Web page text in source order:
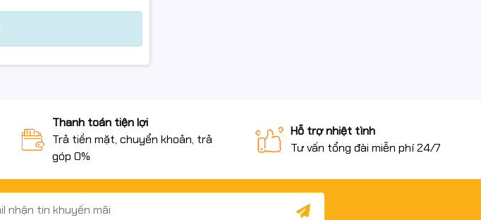
Thanh toán tiện lợi
Trả tiền mặt, chuyển khoản, trả
góp 0%
Hỗ trợ nhiệt tình
Tư vấn tổng đài miễn phí 24/7